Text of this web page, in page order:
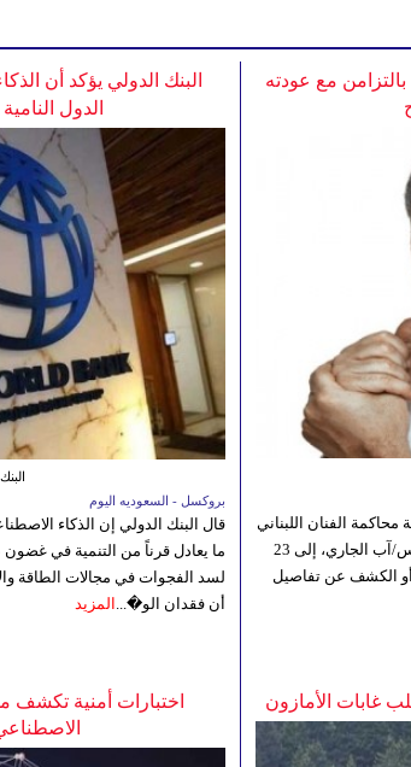
البنك الدولي يؤكد أن
الدول
بروكسل - السعوديه اليوم
قال البنك الدولي إن الذكاء
ما يعادل قرناً من التنمية في
لسد الفجوات في مجالات الطاقة
أن فقدان الو�... المزيد
مع عودته
الفنان اللبناني
فضل شاكر، التي كانت مقرر عقدها في 5 أغسطس/آب الجاري، إلى 23
أو الكشف عن تفاصيل
اختبارات أمنية تكشف
غابات الأمازون